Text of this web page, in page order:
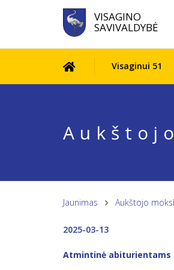
VISAGINO
SAVIVALDYBĖ
Visaginui 51
Jaunimas Aukštojo
2025-03-13
Atmintinė abiturientams